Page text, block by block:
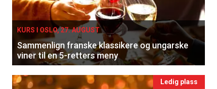
KURS I OSLO, 27. AUGUST
Sammenlign franske klassikere og ungarske
viner til en 5-retters meny
Ledig plass